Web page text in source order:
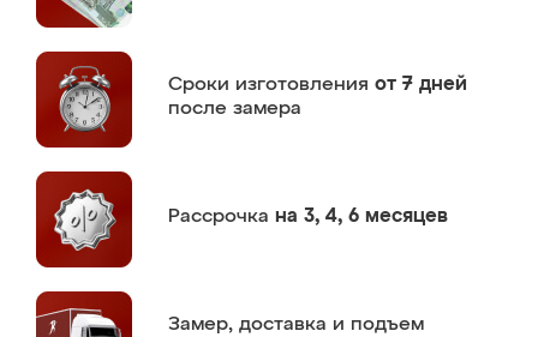
Сроки изготовления от 7 дней
после замера
Рассрочка на 3, 4, 6 месяцев
Замер, доставка и подъем